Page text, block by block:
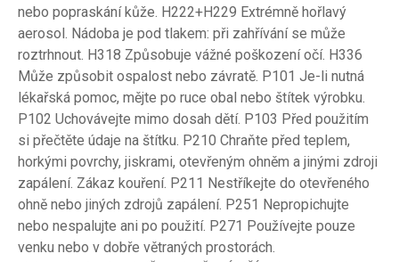
nebo popraskání kůže. H222+H229 Extrémně hořlavý
aerosol. Nádoba je pod tlakem: při zahřívání se může
roztrhnout. H318 Způsobuje vážné poškození očí. H336
Může způsobit ospalost nebo závratě. P101 Je-li nutná
lékařská pomoc, mějte po ruce obal nebo štítek výrobku.
P102 Uchovávejte mimo dosah dětí. P103 Před použitím
si přečtěte údaje na štítku. P210 Chraňte před teplem,
horkými povrchy, jiskrami, otevřeným ohněm a jinými zdroji
zapálení. Zákaz kouření. P211 Nestříkejte do otevřeného
ohně nebo jiných zdrojů zapálení. P251 Nepropichujte
nebo nespalujte ani po použití. P271 Používejte pouze
venku nebo v dobře větraných prostorách.